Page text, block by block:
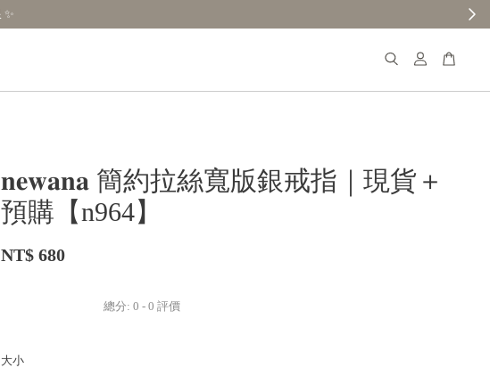
𝐧𝐞𝐰𝐚𝐧𝐚 簡約拉絲寬版銀戒指｜現貨＋
預購【n964】
NT$ 680
總分:0 -0 評價
大小